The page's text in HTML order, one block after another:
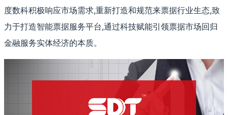
度数科积极响应市场需求,重新打造和规范来票据行业生态,致
力于打造智能票据服务平台,通过科技赋能引领票据市场回归
金融服务实体经济的本质。